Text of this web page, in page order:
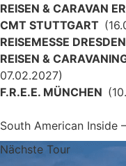
REISEN & CARAVAN
CMT STUTTGART
REISEMESSE DRESDEN
REISEN &
07.02.2027)
F.R.E.E. MÜNCHEN
South American Inside
Nächste Tour